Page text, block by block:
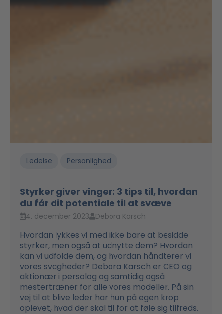
Ledelse Personlighed
Styrker giver vinger: 3 tips til, hvordan
du får dit potentiale til at svæve
4. december 2023 Debora Karsch
Hvordan lykkes vi med ikke bare at besidde
styrker, men også at udnytte dem? Hvordan
kan vi udfolde dem, og hvordan håndterer vi
vores svagheder? Debora Karsch er CEO og
aktionær i persolog og samtidig også
mestertræner for alle vores modeller. På sin
vej til at blive leder har hun på egen krop
oplevet, hvad der skal til for at føle sig tilfreds.